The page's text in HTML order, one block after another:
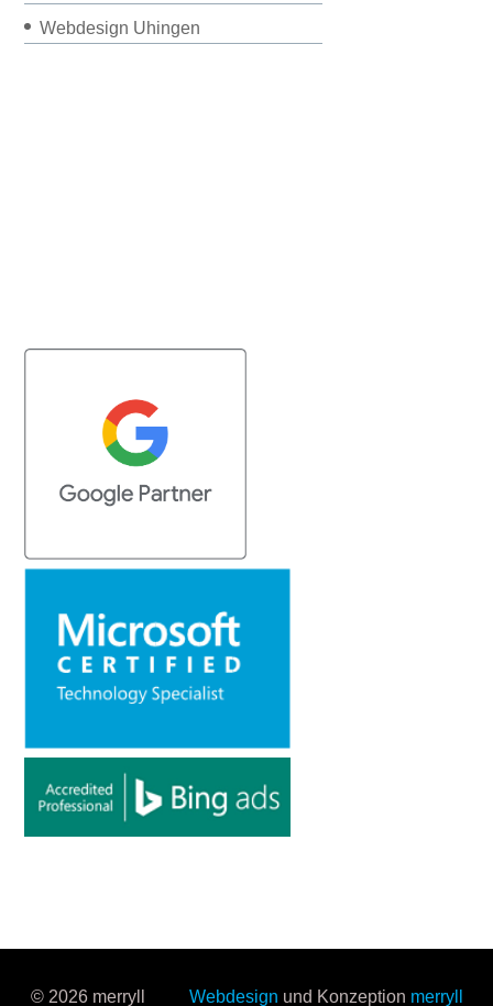
Webdesign Uhingen
© 2026 merryll Webdesign und Konzeption merryll